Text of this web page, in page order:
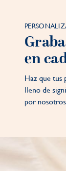
en
Haz que tus
lleno de
por